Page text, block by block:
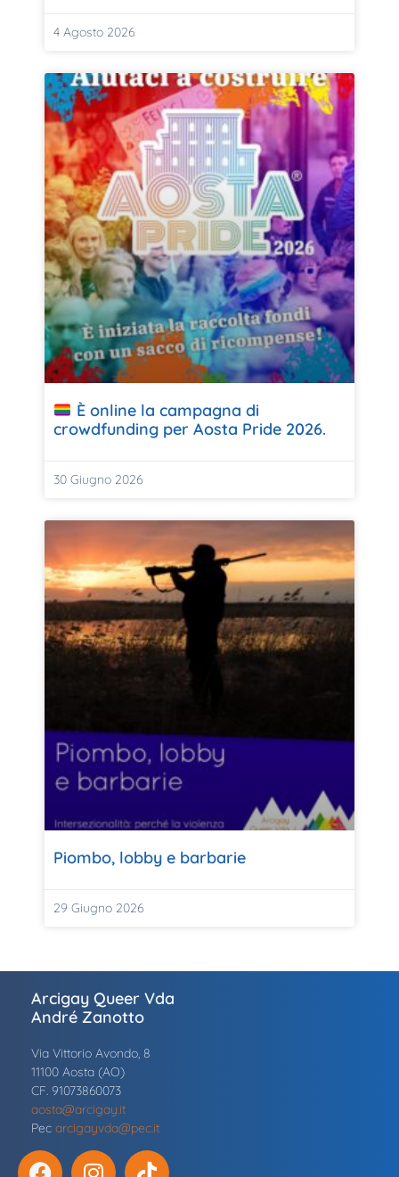
4 Agosto 2026
È online la campagna di
crowdfunding per Aosta Pride 2026.
30 Giugno 2026
Piombo, lobby e barbarie
29 Giugno 2026
Arcigay Queer Vda
André Zanotto
Via Vittorio Avondo, 8
11100 Aosta (AO)
CF. 91073860073
aosta@arcigay.it
Pec arcigayvda@pec.it